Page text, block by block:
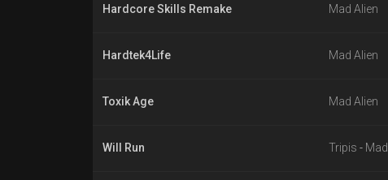
Hardcore Skills Remake Mad Alien
Hardtek4Life Mad Alien
Toxik Age Mad Alien
Will Run Tripis -